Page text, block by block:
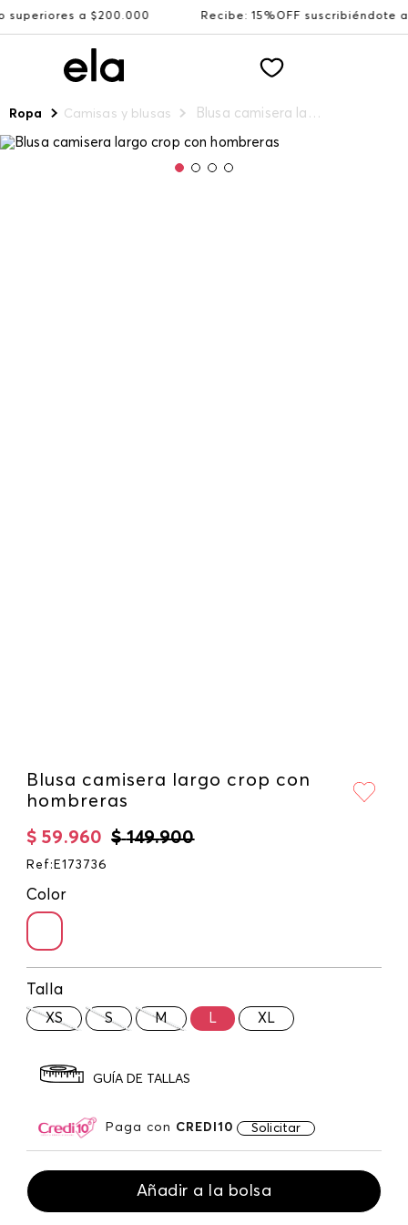
a $200.000 Recibe: 15%OFF suscribiéndote a nuestro
Ropa Camisas y blusas Blusa camisera largo crop con hombreras
Blusa camisera largo crop con
hombreras
$ 149.900
$ 59.960
Ref : E173736
Color
Talla
XS S M L XL
GUÍA DE TALLAS
Paga con CREDI10 Solicitar
Añadir a la bolsa